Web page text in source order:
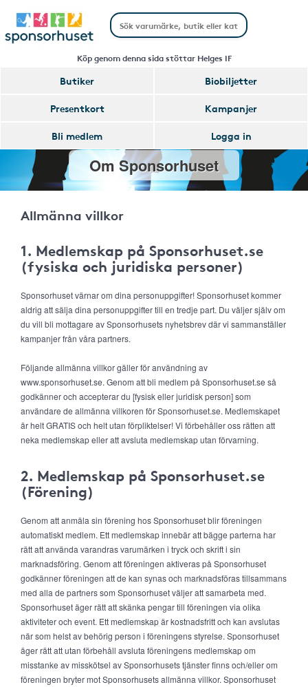
Köp genom denna sida stöttar Helges IF
Butiker
Biobiljetter
Presentkort
Kampanjer
Bli medlem
Logga in
Om Sponsorhuset
Allmänna villkor
1. Medlemskap på Sponsorhuset.se
(fysiska och juridiska personer)
Sponsorhuset värnar om dina personuppgifter! Sponsorhuset kommer
aldrig att sälja dina personuppgifter till en tredje part. Du väljer själv om
du vill bli mottagare av Sponsorhusets nyhetsbrev där vi sammanställer
kampanjer från våra partners.
Följande allmänna villkor gäller för användning av
www.sponsorhuset.se. Genom att bli medlem på Sponsorhuset.se så
godkänner och accepterar du [fysisk eller juridisk person] som
användare de allmänna villkoren för Sponsorhuset.se. Medlemskapet
är helt GRATIS och helt utan förpliktelser! Vi förbehåller oss rätten att
neka medlemskap eller att avsluta medlemskap utan förvarning.
2. Medlemskap på Sponsorhuset.se
(Förening)
Genom att anmäla sin förening hos Sponsorhuset blir föreningen
automatiskt medlem. Ett medlemskap innebär att bägge parterna har
rätt att använda varandras varumärken i tryck och skrift i sin
marknadsföring. Genom att föreningen aktiveras på Sponsorhuset
godkänner föreningen att de kan synas och marknadsföras tillsammans
med alla de partners som Sponsorhuset väljer att samarbeta med.
Sponsorhuset äger rätt att skänka pengar till föreningen via olika
aktiviteter och event. Ett medlemskap är kostnadsfritt och kan avslutas
när som helst av behörig person i föreningens styrelse. Sponsorhuset
äger rätt att utan förbehåll avsluta föreningens medlemskap om
misstanke av misskötsel av Sponsorhusets tjänster finns och/eller om
föreningen bryter mot Sponsorhusets allmänna villkor. Sponsorhuset